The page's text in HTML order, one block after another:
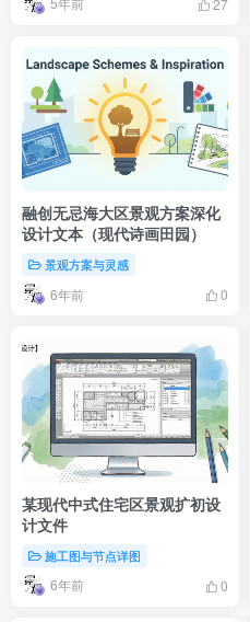
27
融创无忌海大区景观方案深化
设计文本（现代诗画田园）
景观方案与灵感
6年前 0
某现代中式住宅区景观扩初设
计文件
施工图与节点详图
6年前 0